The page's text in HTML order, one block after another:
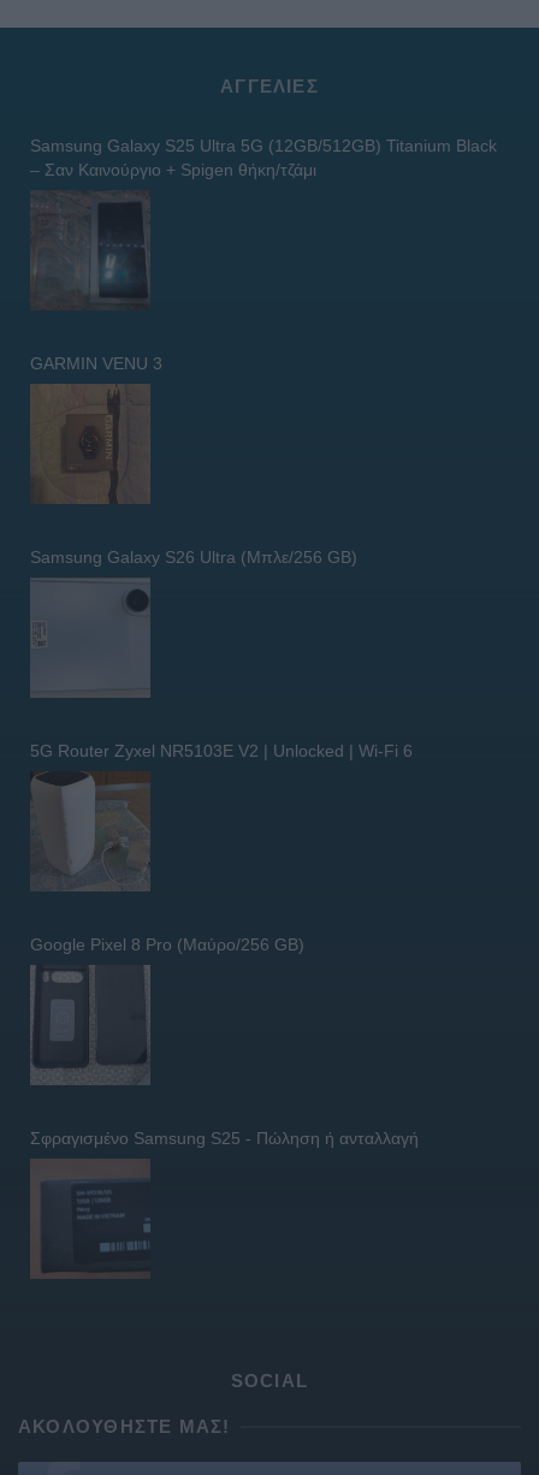
ΑΓΓΕΛΊΕΣ
Samsung Galaxy S25 Ultra 5G (12GB/512GB) Titanium Black
– Σαν Καινούργιο + Spigen θήκη/τζάμι
GARMIN VENU 3
Samsung Galaxy S26 Ultra (Μπλε/256 GB)
5G Router Zyxel NR5103E V2 | Unlocked | Wi-Fi 6
Google Pixel 8 Pro (Μαύρο/256 GB)
Σφραγισμένο Samsung S25 - Πώληση ή ανταλλαγή
SOCIAL
ΑΚΟΛΟΥΘΉΣΤΕ ΜΑΣ!